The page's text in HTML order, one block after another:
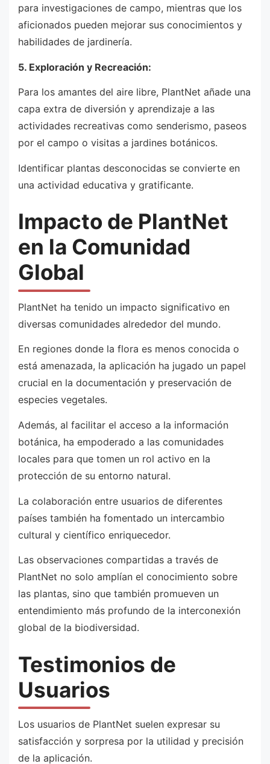
para investigaciones de campo, mientras que los
aficionados pueden mejorar sus conocimientos y
habilidades de jardinería.
5. Exploración y Recreación:
Para los amantes del aire libre, PlantNet añade una
capa extra de diversión y aprendizaje a las
actividades recreativas como senderismo, paseos
por el campo o visitas a jardines botánicos.
Identificar plantas desconocidas se convierte en
una actividad educativa y gratificante.
Impacto de PlantNet
en la Comunidad
Global
PlantNet ha tenido un impacto significativo en
diversas comunidades alrededor del mundo.
En regiones donde la flora es menos conocida o
está amenazada, la aplicación ha jugado un papel
crucial en la documentación y preservación de
especies vegetales.
Además, al facilitar el acceso a la información
botánica, ha empoderado a las comunidades
locales para que tomen un rol activo en la
protección de su entorno natural.
La colaboración entre usuarios de diferentes
países también ha fomentado un intercambio
cultural y científico enriquecedor.
Las observaciones compartidas a través de
PlantNet no solo amplían el conocimiento sobre
las plantas, sino que también promueven un
entendimiento más profundo de la interconexión
global de la biodiversidad.
Testimonios de
Usuarios
Los usuarios de PlantNet suelen expresar su
satisfacción y sorpresa por la utilidad y precisión
de la aplicación.